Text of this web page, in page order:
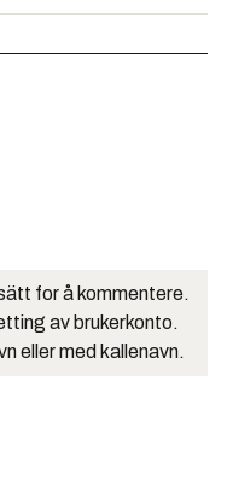
for å kommentere.
av brukerkonto.
eller med kallenavn.